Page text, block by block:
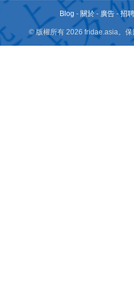
Blog - 關於 - 廣告 -招
© 版權所有 2026 fridae.asia。